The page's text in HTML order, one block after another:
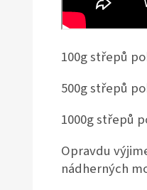
100g střepů
500g střepů
1000g střepů
Opravdu
nádherných